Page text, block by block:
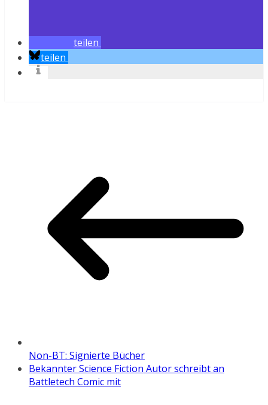
teilen
teilen
Non-BT: Signierte Bücher
Bekannter Science Fiction Autor schreibt an
Battletech Comic mit